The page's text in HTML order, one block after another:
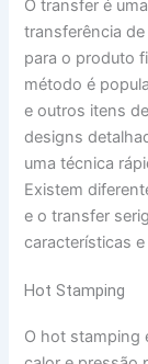
O transfer é
transferência
para o produto
método é
e outros itens
designs
uma técnica
Existem
e o transfer
características
Hot Stamping
O hot stamping